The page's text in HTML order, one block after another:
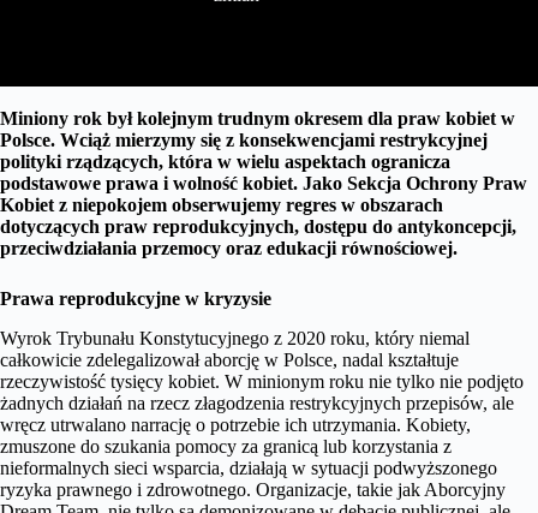
Miniony rok był kolejnym trudnym okresem dla praw kobiet w
Polsce. Wciąż mierzymy się z konsekwencjami restrykcyjnej
polityki rządzących, która w wielu aspektach ogranicza
podstawowe prawa i wolność kobiet. Jako Sekcja Ochrony Praw
Kobiet z niepokojem obserwujemy regres w obszarach
dotyczących praw reprodukcyjnych, dostępu do antykoncepcji,
przeciwdziałania przemocy oraz edukacji równościowej.
Prawa reprodukcyjne w kryzysie
Wyrok Trybunału Konstytucyjnego z 2020 roku, który niemal
całkowicie zdelegalizował aborcję w Polsce, nadal kształtuje
rzeczywistość tysięcy kobiet. W minionym roku nie tylko nie podjęto
żadnych działań na rzecz złagodzenia restrykcyjnych przepisów, ale
wręcz utrwalano narrację o potrzebie ich utrzymania. Kobiety,
zmuszone do szukania pomocy za granicą lub korzystania z
nieformalnych sieci wsparcia, działają w sytuacji podwyższonego
ryzyka prawnego i zdrowotnego. Organizacje, takie jak Aborcyjny